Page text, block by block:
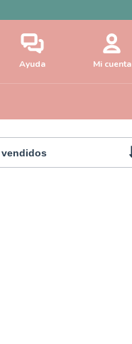
Ayuda Mi cuenta